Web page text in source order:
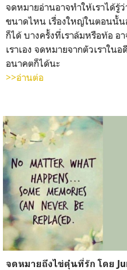
จดหมายอ่านอาจทำให้เราได้รู้
ขนาดไหน เรื่องใหญ่ในตอนนั้น
ก็ได้ บางครั้งที่เราล้มหรือท้อ อ
เราเอง จดหมายจากตัวเราใน
อนาคตก็ได้นะ
>>อ่านต่อ
จดหมายถึงไข่ตุ๋นที่รัก โดย